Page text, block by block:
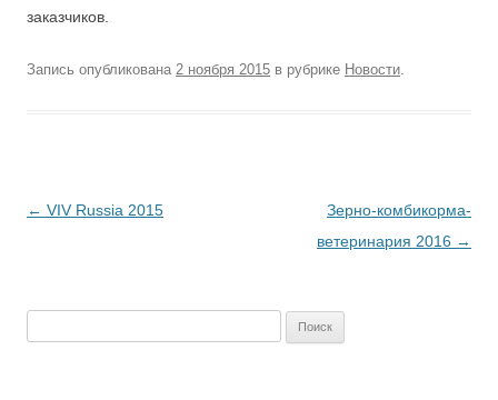
заказчиков.
Запись опубликована 2 ноября 2015 в рубрике Новости.
Навигация
← VIV Russia 2015
Зерно-комбикорма-
ветеринария 2016 →